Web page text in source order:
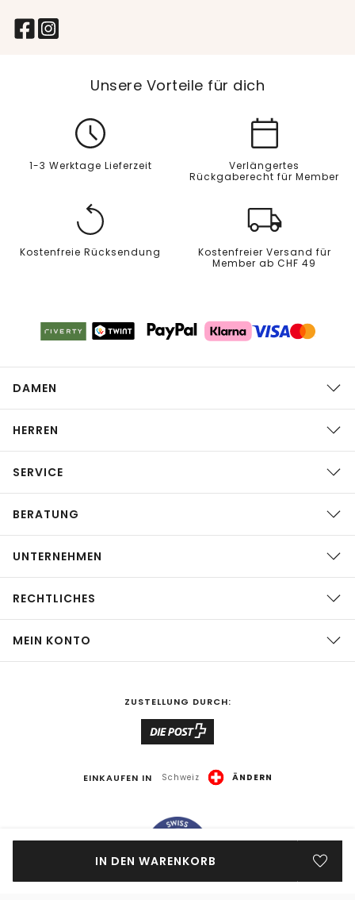
IN DEN WARENKORB
Unsere Vorteile für dich
1-3 Werktage Lieferzeit
Verlängertes
Rückgaberecht für Member
Kostenfreie Rücksendung
Kostenfreier Versand für
Member ab CHF 49
DAMEN
HERREN
SERVICE
BERATUNG
UNTERNEHMEN
RECHTLICHES
MEIN KONTO
ZUSTELLUNG DURCH:
EINKAUFEN IN Schweiz ÄNDERN